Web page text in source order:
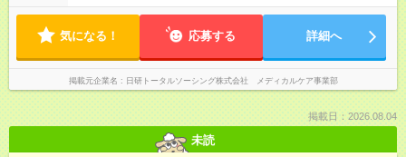
気になる！ 応募する 詳細へ
掲載元企業名 日研トータルソーシング株式会社 メディカルケア事業部
掲載日：2026.08.04
未読